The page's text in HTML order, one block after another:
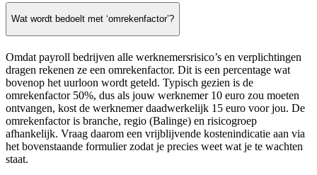
Wat wordt bedoelt met ‘omrekenfactor’?
Omdat payroll bedrijven alle werknemersrisico’s en verplichtingen
dragen rekenen ze een omrekenfactor. Dit is een percentage wat
bovenop het uurloon wordt geteld. Typisch gezien is de
omrekenfactor 50%, dus als jouw werknemer 10 euro zou moeten
ontvangen, kost de werknemer daadwerkelijk 15 euro voor jou. De
omrekenfactor is branche, regio (Balinge) en risicogroep
afhankelijk. Vraag daarom een vrijblijvende kostenindicatie aan via
het bovenstaande formulier zodat je precies weet wat je te wachten
staat.